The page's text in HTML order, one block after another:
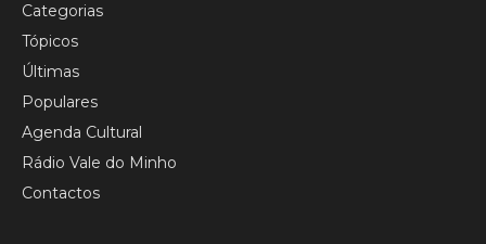
Categorias
Tópicos
Últimas
Populares
Agenda Cultural
Rádio Vale do Minho
Contactos